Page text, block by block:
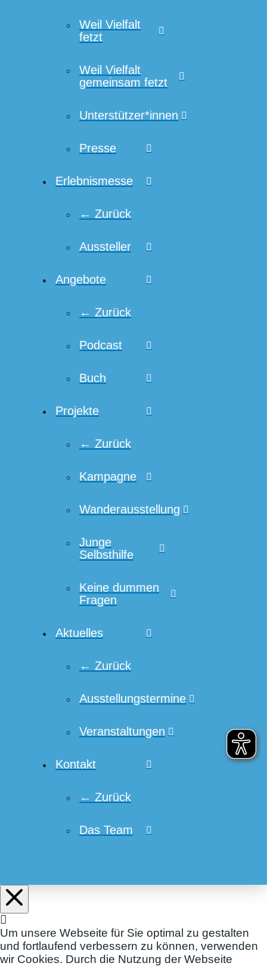
Weil Vielfalt
fetzt
Weil Vielfalt
gemeinsam fetzt
Unterstützer*innen
Presse
Erlebnismesse
← Zurück
Aussteller
Angebote
← Zurück
Podcast
Buch
Projekte
← Zurück
Kampagne
Wanderausstellung
Junge
Selbsthilfe
Keine dummen
Fragen
Aktuelles
← Zurück
Ausstellungstermine
Veranstaltungen
Kontakt
← Zurück
Das Team
Um unsere Webseite für Sie optimal zu gestalten
und fortlaufend verbessern zu können, verwenden
wir Cookies. Durch die Nutzung der Webseite